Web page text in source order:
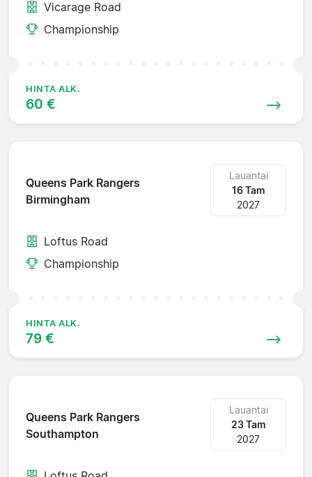
Vicarage Road
Championship
HINTA ALK.
60 €
Queens Park Rangers
Birmingham
Lauantai
16 Tam
2027
Loftus Road
Championship
HINTA ALK.
79 €
Queens Park Rangers
Southampton
Lauantai
23 Tam
2027